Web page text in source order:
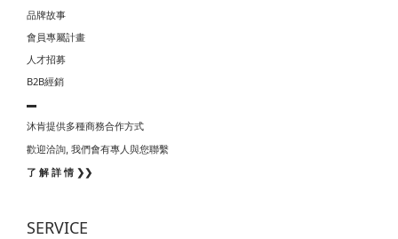
品牌故事
會員專屬計畫
人才招募
B2B經銷
▬
沐肯提供多種商務合作方式
歡迎洽詢, 我們會有專人與您聯繫
了 解 詳 情 ❯❯
SERVICE